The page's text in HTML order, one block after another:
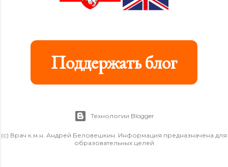
Поддержать блог
Технологии Blogger
(с) Врач к.м.н. Андрей Беловешкин. Информация предназначена для
образовательных целей